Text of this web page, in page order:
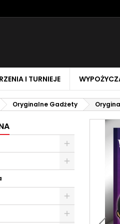
I TURNIEJE
Oryginalne Gadżety
Toggle